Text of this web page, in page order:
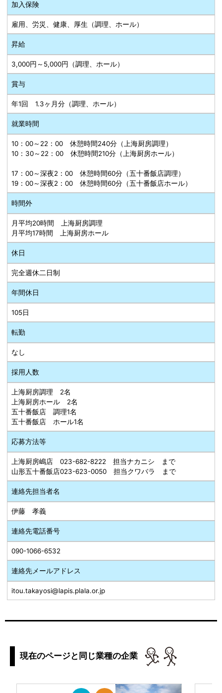
加入保険
雇用、労災、健康、厚生（調理、ホール）
昇給
3,000円～5,000円（調理、ホール）
賞与
年1回 1.3ヶ月分（調理、ホール）
就業時間
10：00～22：00 休憩時間240分（上海厨房調理）
10：30～22：00 休憩時間210分（上海厨房ホール）
17：00～深夜2：00 休憩時間60分（五十番飯店調理）
19：00～深夜2：00 休憩時間60分（五十番飯店ホール）
時間外
月平均20時間 上海厨房調理
月平均17時間 上海厨房ホール
休日
完全週休二日制
年間休日
105日
転勤
なし
採用人数
上海厨房調理 2名
上海厨房ホール 2名
五十番飯店 調理1名
五十番飯店 ホール1名
応募方法等
上海厨房嶋店 023-682-8222 担当ナカニシ まで
山形五十番飯店023-623-0050 担当クワバラ まで
連絡先担当者名
伊藤 孝義
連絡先電話番号
090-1066-6532
連絡先メールアドレス
itou.takayosi@lapis.plala.or.jp
現在のページと同じ業種の企業